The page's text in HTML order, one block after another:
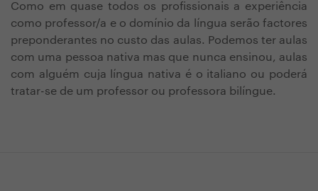
Como em quase todos os profissionais a experiência
como professor/a e o domínio da língua serão factores
preponderantes no custo das aulas. Podemos ter aulas
com uma pessoa nativa mas que nunca ensinou, aulas
com alguém cuja língua nativa é o italiano ou poderá
tratar-se de um professor ou professora bilíngue.